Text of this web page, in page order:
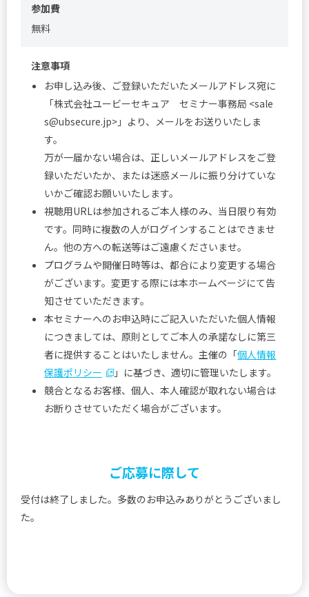
参加費
無料
注意事項
お申し込み後、ご登録いただいたメールアドレス宛に
「株式会社ユービーセキュア セミナー事務局 <sale
s@ubsecure.jp>」より、メールをお送りいたしま
す。
万が一届かない場合は、正しいメールアドレスをご登
録いただいたか、または迷惑メールに振り分けていな
いかご確認お願いいたします。
視聴用URLは参加されるご本人様のみ、当日限り有効
です。同時に複数の人がログインすることはできませ
ん。他の方への転送等はご遠慮くださいませ。
プログラムや開催日時等は、都合により変更する場合
がございます。変更する際には本ホームページにて告
知させていただきます。
本セミナーへのお申込時にご記入いただいた個人情報
につきましては、原則としてご本人の承諾なしに第三
者に提供することはいたしません。主催の「個人情報
保護ポリシー
」に基づき、適切に管理いたします。
競合となるお客様、個人、本人確認が取れない場合は
お断りさせていただく場合がございます。
ご応募に際して
受付は終了しました。多数のお申込みありがとうございまし
た。